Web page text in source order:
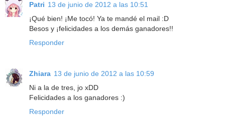
Patri 13 de junio de 2012 a las 10:51
¡Qué bien! ¡Me tocó! Ya te mandé el mail :D
Besos y ¡felicidades a los demás ganadores!!
Responder
Zhiara 13 de junio de 2012 a las 10:59
Ni a la de tres, jo xDD
Felicidades a los ganadores :)
Responder